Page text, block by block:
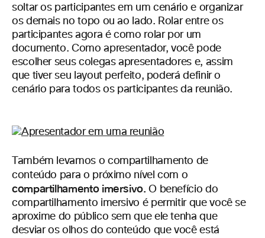
soltar os participantes em um cenário e organizar
os demais no topo ou ao lado. Rolar entre os
participantes agora é como rolar por um
documento. Como apresentador, você pode
escolher seus colegas apresentadores e, assim
que tiver seu layout perfeito, poderá definir o
cenário para todos os participantes da reunião.
Também levamos o compartilhamento de
conteúdo para o próximo nível com o
compartilhamento imersivo. O benefício do
compartilhamento imersivo é permitir que você se
aproxime do público sem que ele tenha que
desviar os olhos do conteúdo que você está